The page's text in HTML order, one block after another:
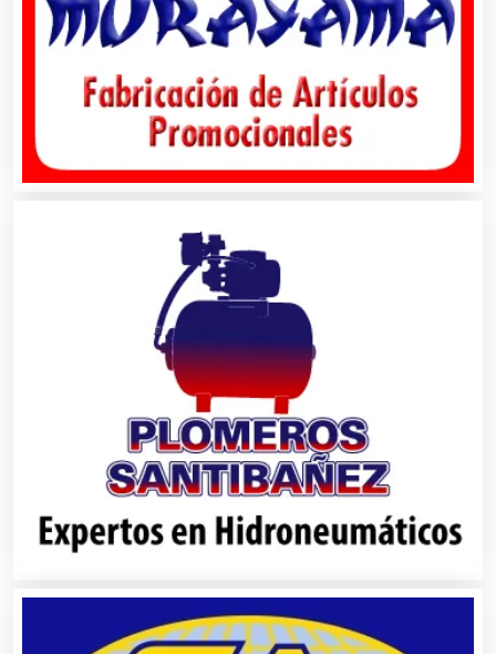
Aire Acondicionado
Alarmas
Alimentos
Almacenaje
Alquiler de Autos
Alquiler de Equipos para Fiestas
Alquiler de Sillas y Mesas